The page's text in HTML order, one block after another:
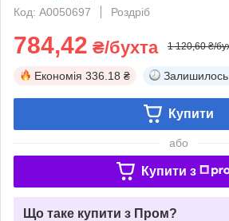
Код: А0050697
Роздріб
784,42 ₴/бухта 1 120,60 ₴/
Економія 336.18 ₴ Залишилось
Купити
або
Купити з
Що таке купити з Пром?